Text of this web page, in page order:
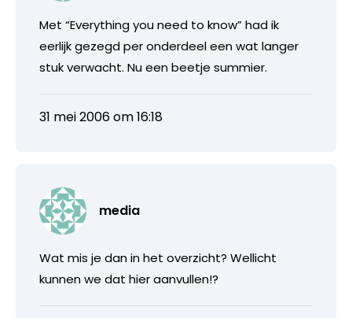
Met “Everything you need to know” had ik
eerlijk gezegd per onderdeel een wat langer
stuk verwacht. Nu een beetje summier.
31 mei 2006 om 16:18
media
Wat mis je dan in het overzicht? Wellicht
kunnen we dat hier aanvullen!?